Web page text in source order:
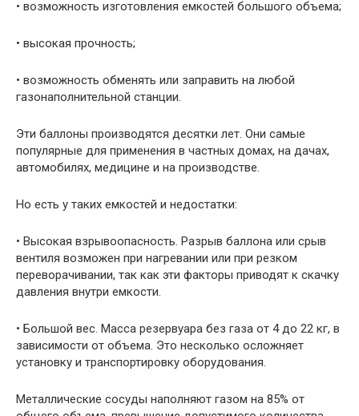
• возможность изготовления емкостей большого объема;
• высокая прочность;
• возможность обменять или заправить на любой
газонаполнительной станции.
Эти баллоны производятся десятки лет. Они самые
популярные для применения в частных домах, на дачах,
автомобилях, медицине и на производстве.
Но есть у таких емкостей и недостатки:
• Высокая взрывоопасность. Разрыв баллона или срыв
вентиля возможен при нагревании или при резком
переворачивании, так как эти факторы приводят к скачку
давления внутри емкости.
• Большой вес. Масса резервуара без газа от 4 до 22 кг, в
зависимости от объема. Это несколько осложняет
установку и транспортировку оборудования.
Металлические сосуды наполняют газом на 85% от